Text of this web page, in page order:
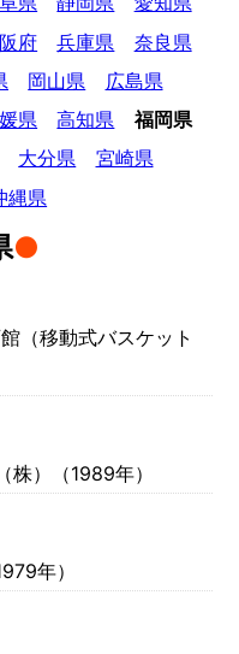
府 兵庫県
奈良県
岡山県
広島県
県 高知県
福岡県
大分県
宮崎県
縄県
（移動式バスケット
株）（1989年）
年）